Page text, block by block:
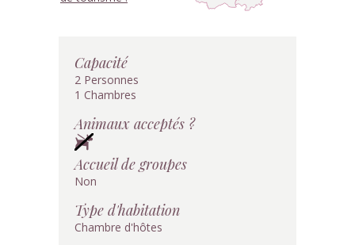
Capacité
2 Personnes
1 Chambres
Animaux acceptés ?
Accueil de groupes
Non
Type d'habitation
Chambre d'hôtes